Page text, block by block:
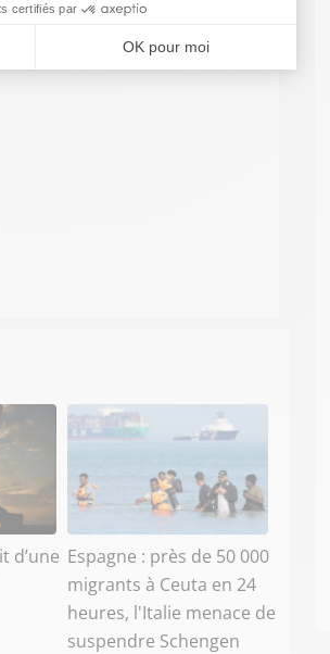
d’une Espagne : près de 50 000
migrants à Ceuta en 24
heures, l'Italie menace de
suspendre Schengen